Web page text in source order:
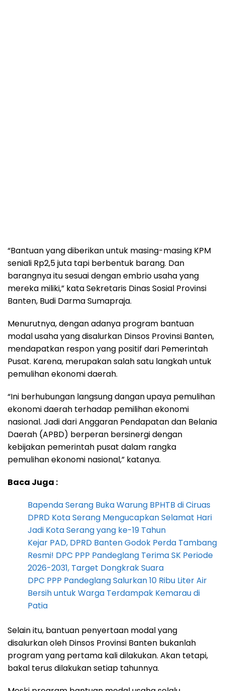
“Bantuan yang diberikan untuk masing-masing KPM
seniali Rp2,5 juta tapi berbentuk barang. Dan
barangnya itu sesuai dengan embrio usaha yang
mereka miliki,” kata Sekretaris Dinas Sosial Provinsi
Banten, Budi Darma Sumapraja.
Menurutnya, dengan adanya program bantuan
modal usaha yang disalurkan Dinsos Provinsi Banten,
mendapatkan respon yang positif dari Pemerintah
Pusat. Karena, merupakan salah satu langkah untuk
pemulihan ekonomi daerah.
“Ini berhubungan langsung dangan upaya pemulihan
ekonomi daerah terhadap pemilihan ekonomi
nasional. Jadi dari Anggaran Pendapatan dan Belania
Daerah (APBD) berperan bersinergi dengan
kebijakan pemerintah pusat dalam rangka
pemulihan ekonomi nasional,” katanya.
Baca Juga :
Bapenda Serang Buka Warung BPHTB di Ciruas
DPRD Kota Serang Mengucapkan Selamat Hari
Jadi Kota Serang yang ke-19 Tahun
Kejar PAD, DPRD Banten Godok Perda Tambang
Resmi! DPC PPP Pandeglang Terima SK Periode
2026-2031, Target Dongkrak Suara
DPC PPP Pandeglang Salurkan 10 Ribu Liter Air
Bersih untuk Warga Terdampak Kemarau di
Patia
Selain itu, bantuan penyertaan modal yang
disalurkan oleh Dinsos Provinsi Banten bukanlah
program yang pertama kali dilakukan. Akan tetapi,
bakal terus dilakukan setiap tahunnya.